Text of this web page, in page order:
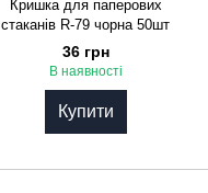
Кришка для паперових
стаканів R-79 чорна 50шт
36 грн
В наявності
Купити